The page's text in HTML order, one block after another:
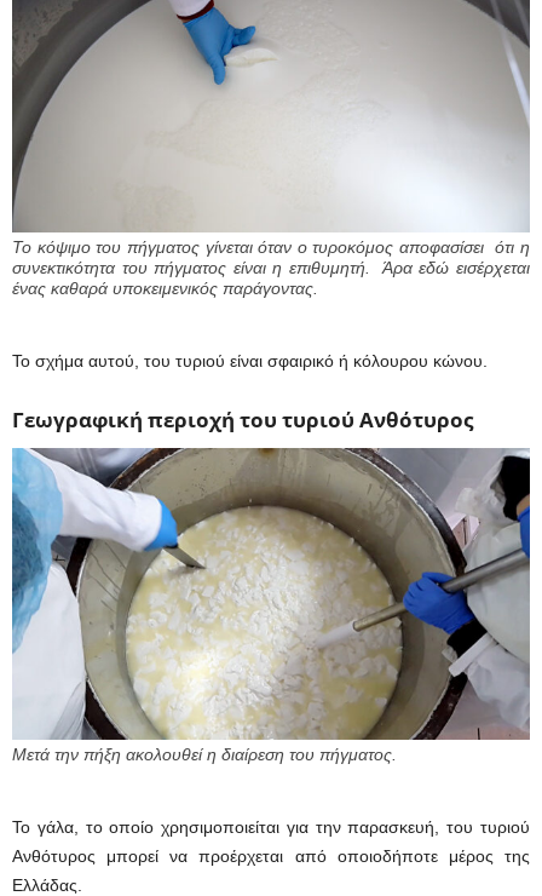
Το κόψιμο του πήγματος γίνεται όταν ο τυροκόμος αποφασίσει ότι η
συνεκτικότητα του πήγματος είναι η επιθυμητή. Άρα εδώ εισέρχεται
ένας καθαρά υποκειμενικός παράγοντας.
Το σχήμα αυτού, του τυριού είναι σφαιρικό ή κόλουρου κώνου.
Γεωγραφική περιοχή του τυριού Ανθότυρος
Μετά την πήξη ακολουθεί η διαίρεση του πήγματος.
Το γάλα, το οποίο χρησιμοποιείται για την παρασκευή, του τυριού
Ανθότυρος μπορεί να προέρχεται από οποιοδήποτε μέρος της
Ελλάδας.